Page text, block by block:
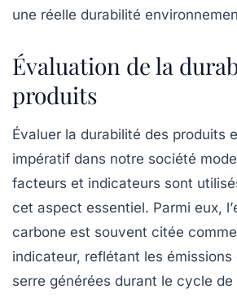
une réelle durabilité
Évaluation de la
produits
Évaluer la durabilité des produits
impératif dans notre société
facteurs et indicateurs sont
cet aspect essentiel. Parmi eux, l’
carbone est souvent citée
indicateur, reflétant les
serre générées durant le cycle de